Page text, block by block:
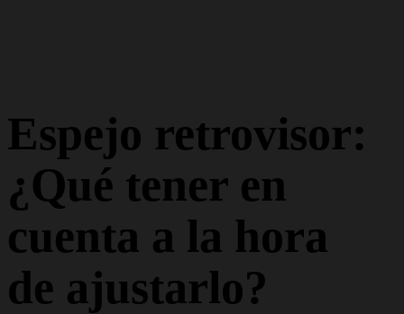
Espejo retrovisor:
¿Qué tener en
cuenta a la hora
de ajustarlo?